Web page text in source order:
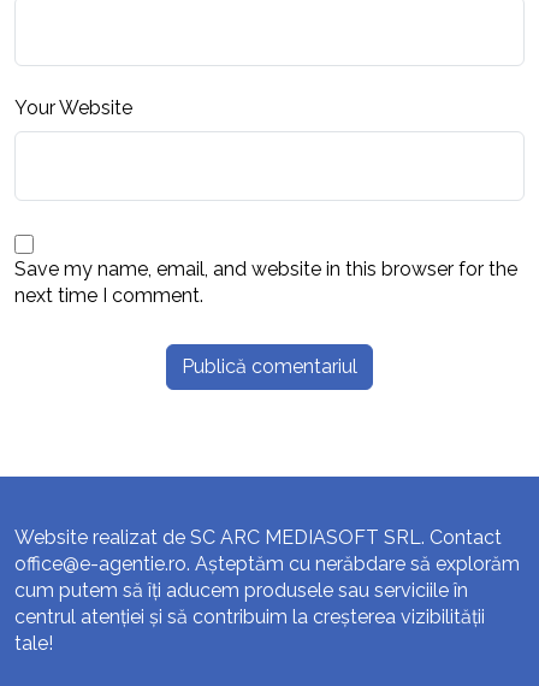
Your Website
Save my name, email, and website in this browser for the
next time I comment.
Website realizat de SC ARC MEDIASOFT SRL. Contact
office@e-agentie.ro. Așteptăm cu nerăbdare să explorăm
cum putem să îți aducem produsele sau serviciile în
centrul atenției și să contribuim la creșterea vizibilității
tale!